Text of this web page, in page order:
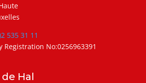
535 31 11
Registration No:0256963391
Hal